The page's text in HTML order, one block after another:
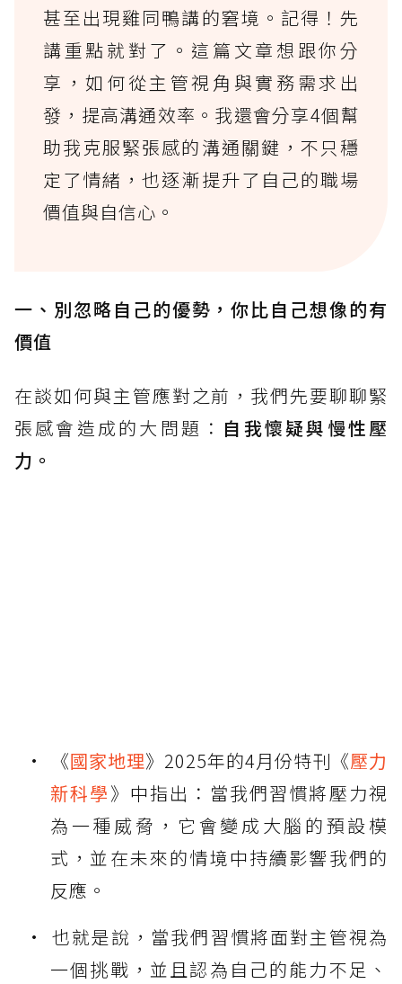
甚至出現雞同鴨講的窘境。記得！先
講重點就對了。這篇文章想跟你分
享，如何從主管視角與實務需求出
發，提高溝通效率。我還會分享4個幫
助我克服緊張感的溝通關鍵，不只穩
定了情緒，也逐漸提升了自己的職場
價值與自信心。
一、別忽略自己的優勢，你比自己想像的有
價值
在談如何與主管應對之前，我們先要聊聊緊
張感會造成的大問題： 自我懷疑與慢性壓
力。
《國家地理》2025年的4月份特刊《壓力
新科學》中指出：當我們習慣將壓力視
為一種威脅，它會變成大腦的預設模
式，並在未來的情境中持續影響我們的
反應。
也就是說，當我們習慣將面對主管視為
一個挑戰，並且認為自己的能力不足、